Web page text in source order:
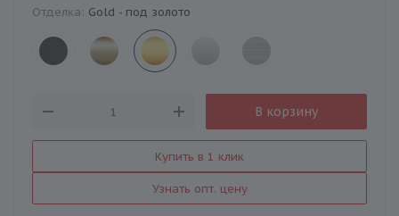
Отделка: Gold - под золото
В корзину
Купить в 1 клик
Узнать опт. цену